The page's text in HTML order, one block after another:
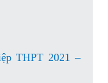
THPT 2021 –